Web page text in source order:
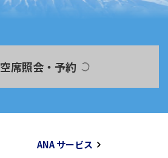
空席照会・予約
ANA サービス